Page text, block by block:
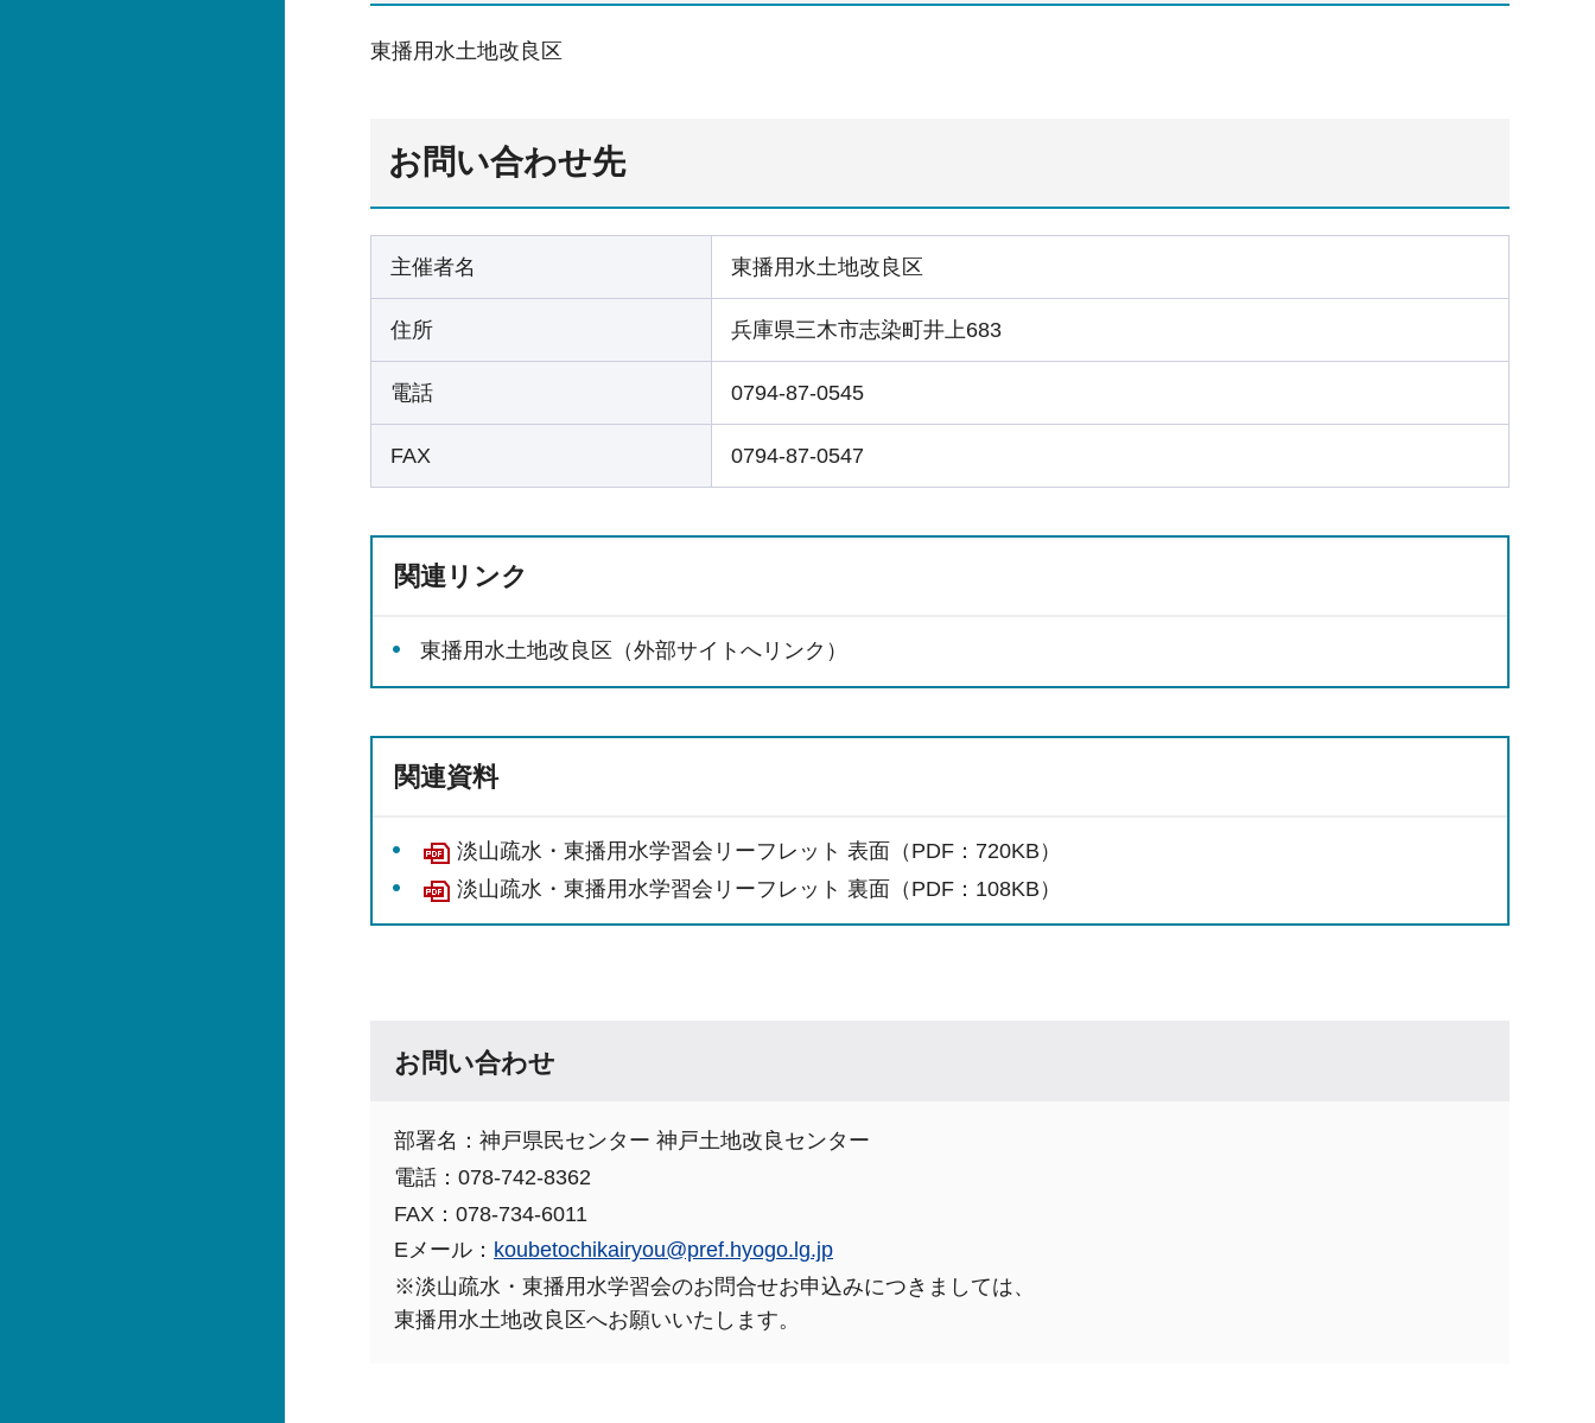
東播用水土地改良区
お問い合わせ先
主催者名 東播用水土地改良区
住所 兵庫県三木市志染町井上683
電話 0794-87-0545
FAX 0794-87-0547
関連リンク
東播用水土地改良区（外部サイトへリンク）
関連資料
淡山疏水・東播用水学習会リーフレット 表面（PDF：720KB）
淡山疏水・東播用水学習会リーフレット 裏面（PDF：108KB）
お問い合わせ
部署名：神戸県民センター 神戸土地改良センター
電話：078-742-8362
FAX：078-734-6011
Eメール： koubetochikairyou@pref.hyogo.lg.jp
※淡山疏水・東播用水学習会のお問合せお申込みにつきましては、
東播用水土地改良区へお願いいたします。